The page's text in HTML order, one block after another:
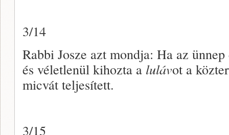
3/14
Rabbi Josze azt mondja: Ha az
és véletlenül kihozta a lulávot a
micvát teljesített.
3/15